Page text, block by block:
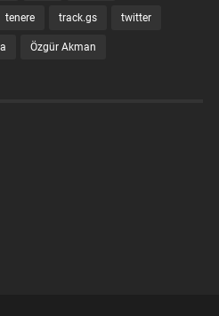
tenere track.gs twitter
Özgür Akman